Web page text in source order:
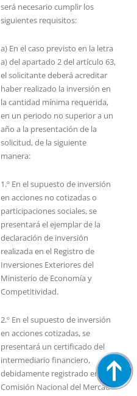
será necesario cumplir los
siguientes requisitos:
a) En el caso previsto en la letra
a) del apartado 2 del artículo 63,
el solicitante deberá acreditar
haber realizado la inversión en
la cantidad mínima requerida,
en un periodo no superior a un
año a la presentación de la
solicitud, de la siguiente
manera:
1.º En el supuesto de inversión
en acciones no cotizadas o
participaciones sociales, se
presentará el ejemplar de la
declaración de inversión
realizada en el Registro de
Inversiones Exteriores del
Ministerio de Economía y
Competitividad.
2.º En el supuesto de inversión
en acciones cotizadas, se
presentará un certificado del
intermediario financiero,
debidamente registrado en la
Comisión Nacional del Mercado